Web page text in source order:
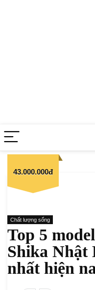
43.000.000đ
Chất lượng sống
Top 5
Shika Nhật
nhất hiện